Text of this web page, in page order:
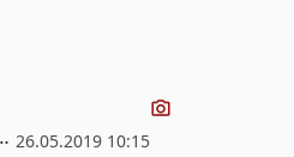
26.05.2019 10:15